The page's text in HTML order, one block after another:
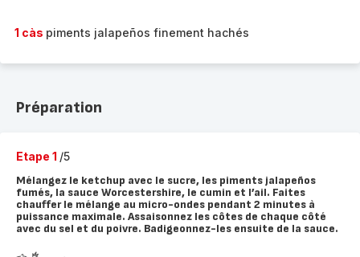
1 càs piments jalapeños finement hachés
Préparation
Etape 1 /5
Mélangez le ketchup avec le sucre, les piments jalapeños
fumés, la sauce Worcestershire, le cumin et l’ail. Faites
chauffer le mélange au micro-ondes pendant 2 minutes à
puissance maximale. Assaisonnez les côtes de chaque côté
avec du sel et du poivre. Badigeonnez-les ensuite de la sauce.